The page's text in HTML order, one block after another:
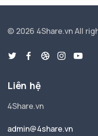
© 2026 4Share.vnAll
Liên hệ
4Share.vn
admin@4share.vn